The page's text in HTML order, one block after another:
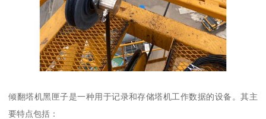
倾翻塔机黑匣子是一种用于记录和存储塔机工作数据的设备。其主
要特点包括：